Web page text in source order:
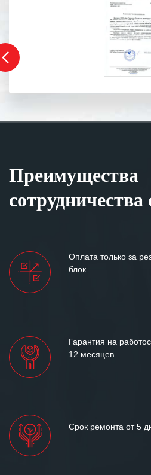
Преимущества
Оплата только за
блок
Гарантия на
12 месяцев
Срок ремонта от 5